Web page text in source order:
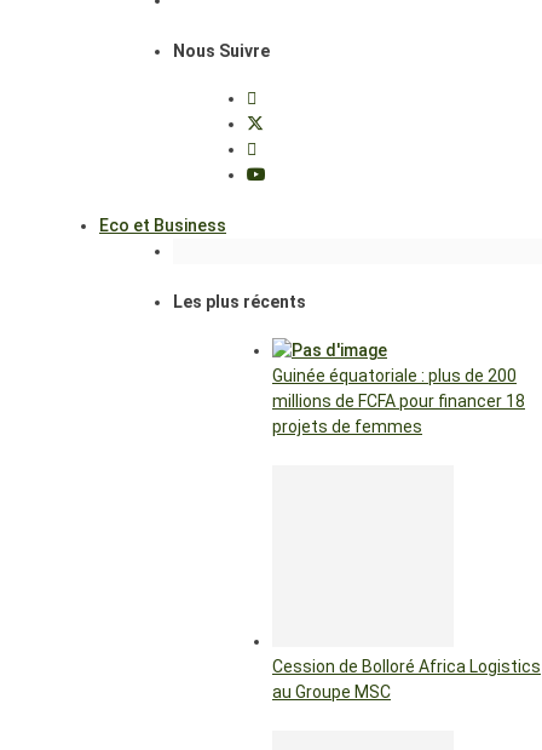
Nous Suivre
Eco et Business
Les plus récents
Guinée équatoriale : plus de 200
millions de FCFA pour financer 18
projets de femmes
Cession de Bolloré Africa Logistics
au Groupe MSC